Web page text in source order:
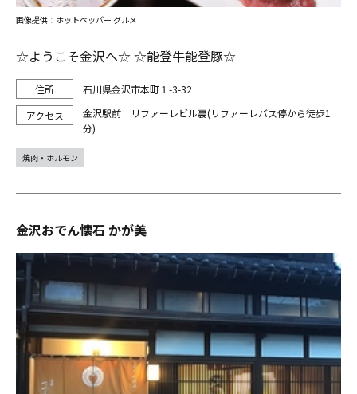
☆ようこそ金沢へ☆ ☆能登牛能登豚☆
石川県金沢市本町１-3-32
金沢駅前 リファーレビル裏(リファーレバス停から徒歩1
分)
画像提供：ホットペッパー グルメ
焼肉・ホルモン
金沢おでん懐石 かが美